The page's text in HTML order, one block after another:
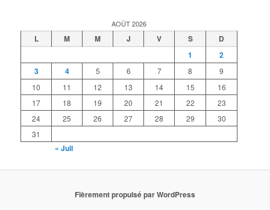
AOÛT 2026
L M M J V S
D
1
2
3
4 5 6 7 8
9
10
11 12 13 14 15
16
17
18 19 20 21 22
23
24
25 26 27 28 29
30
31
« Juil
Fièrement propulsé par WordPress